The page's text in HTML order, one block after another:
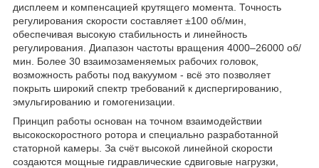
дисплеем и компенсацией крутящего момента. Точность
регулирования скорости составляет ±100 об/мин,
обеспечивая высокую стабильность и линейность
регулирования. Диапазон частоты вращения 4000–26000 об/
мин. Более 30 взаимозаменяемых рабочих головок,
возможность работы под вакуумом - всё это позволяет
покрыть широкий спектр требований к диспергированию,
эмульгированию и гомогенизации.
Принцип работы основан на точном взаимодействии
высокоскоростного ротора и специально разработанной
статорной камеры. За счёт высокой линейной скорости
создаются мощные гидравлические сдвиговые нагрузки,